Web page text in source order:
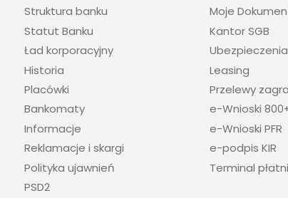
Struktura banku
Statut Banku
Ład korporacyjny
Historia
Placówki
Bankomaty
Informacje
Reklamacje i skargi
Polityka ujawnień
PSD2
Moje
Kantor SGB
Ubezpieczenia
Leasing
Przelewy
e-Wnioski
e-Wnioski PFR
e-podpis KIR
Terminal